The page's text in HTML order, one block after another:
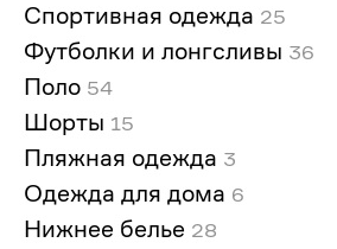
Спортивная одежда 25
Футболки и лонгсливы 36
Поло 54
Шорты 15
Пляжная одежда 3
Одежда для дома 6
Нижнее белье 28